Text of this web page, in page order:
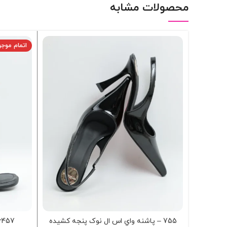
محصولات مشابه
755 – پاشنه واي اس ال نوک پنجه کشيده
اتمام
6457 – صندل پاشنه